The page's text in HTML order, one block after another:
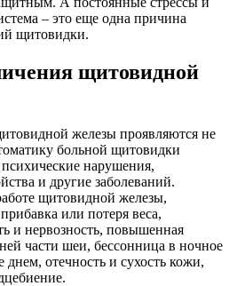
– это еще одна причина
щитовидки.
щитовидной
железы проявляются не
больной щитовидки
нарушения,
и другие заболеваний.
щитовидной железы,
или потеря веса,
и нервозность, повышенная
части шеи, бессонница в ночное
днем, отечность и сухость кожи,